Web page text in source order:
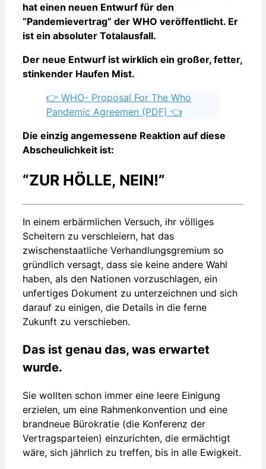
hat einen neuen Entwurf für den
“Pandemievertrag” der WHO veröffentlicht. Er
ist ein absoluter Totalausfall.
Der neue Entwurf ist wirklich ein großer, fetter,
stinkender Haufen Mist.
👉 WHO- Proposal For The Who
Pandemic Agreemen (PDF) 👈
Die einzig angemessene Reaktion auf diese
Abscheulichkeit ist:
“ZUR HÖLLE, NEIN!”
In einem erbärmlichen Versuch, ihr völliges
Scheitern zu verschleiern, hat das
zwischenstaatliche Verhandlungsgremium so
gründlich versagt, dass sie keine andere Wahl
haben, als den Nationen vorzuschlagen, ein
unfertiges Dokument zu unterzeichnen und sich
darauf zu einigen, die Details in die ferne
Zukunft zu verschieben.
Das ist genau das, was erwartet
wurde.
Sie wollten schon immer eine leere Einigung
erzielen, um eine Rahmenkonvention und eine
brandneue Bürokratie (die Konferenz der
Vertragsparteien) einzurichten, die ermächtigt
wäre, sich jährlich zu treffen, bis in alle Ewigkeit.